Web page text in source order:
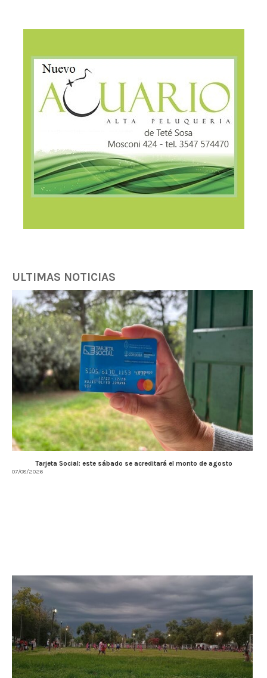
ULTIMAS NOTICIAS
Tarjeta Social: este sábado se acreditará el monto de agosto
07/08/2026